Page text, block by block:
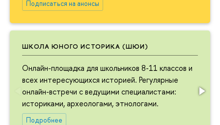
Подписаться на анонсы
ШКОЛА ЮНОГО ИСТОРИКА (ШЮИ)
Онлайн-площадка для школьников 8-11 классов и
всех интересующихся историей. Регулярные
онлайн-встречи с ведущими специалистами:
историками, археологами, этнологами.
Подробнее